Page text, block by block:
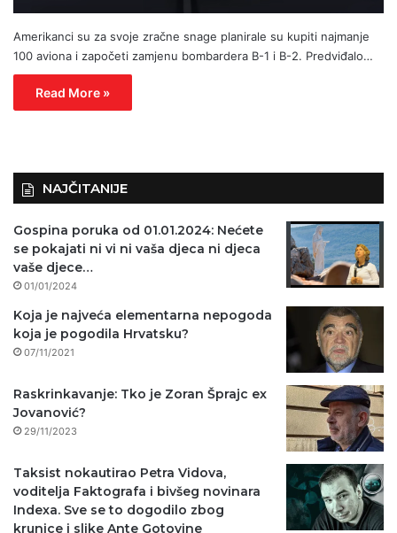
Amerikanci su za svoje zračne snage planirale su kupiti najmanje
100 aviona i započeti zamjenu bombardera B-1 i B-2. Predviđalo…
Read More »
NAJČITANIJE
Gospina poruka od 01.01.2024: Nećete
se pokajati ni vi ni vaša djeca ni djeca
vaše djece…
01/01/2024
Koja je najveća elementarna nepogoda
koja je pogodila Hrvatsku?
07/11/2021
Raskrinkavanje: Tko je Zoran Šprajc ex
Jovanović?
29/11/2023
Taksist nokautirao Petra Vidova,
voditelja Faktografa i bivšeg novinara
Indexa. Sve se to dogodilo zbog
krunice i slike Ante Gotovine